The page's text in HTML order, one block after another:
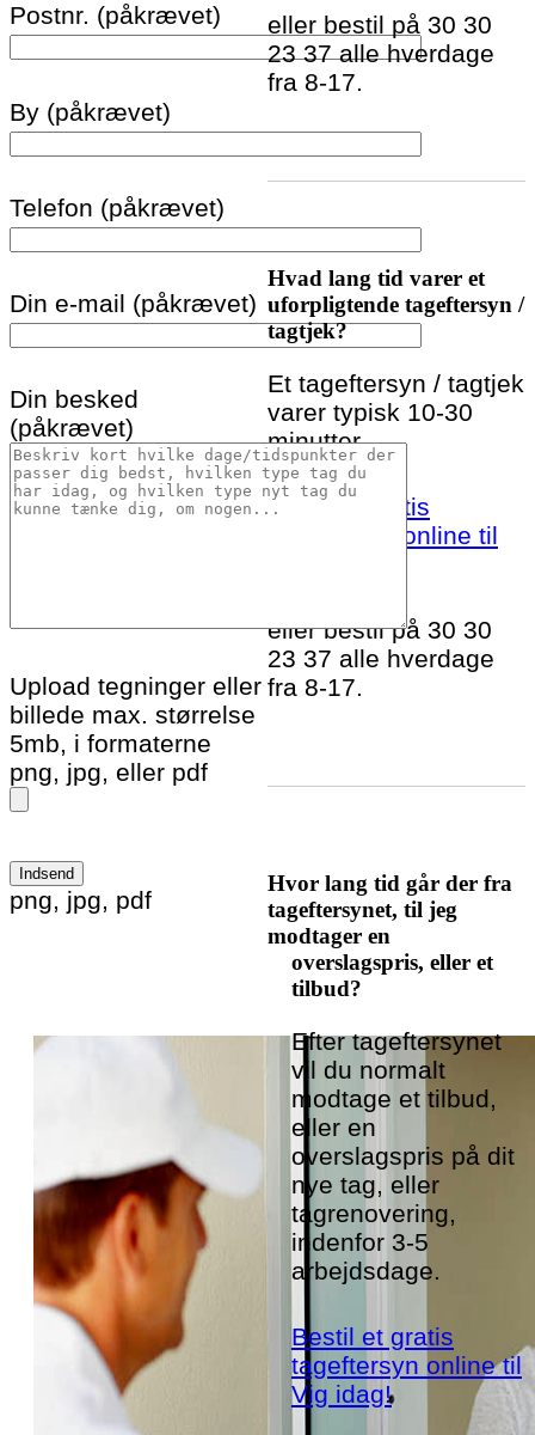
Postnr. (påkrævet)
By (påkrævet)
Telefon (påkrævet)
Din e-mail (påkrævet)
Din besked
(påkrævet)
Upload tegninger eller
billede max. størrelse
5mb, i formaterne
png, jpg, eller pdf
Please leave this field empty.
png, jpg, pdf
eller bestil på 30 30
23 37 alle hverdage
fra 8-17.
Hvad lang tid varer et
uforpligtende tageftersyn /
tagtjek?
Et tageftersyn / tagtjek
varer typisk 10-30
minutter.
Bestil et gratis
tageftersyn online til
eller bestil på 30 30
23 37 alle hverdage
fra 8-17.
Hvor lang tid går der fra
tageftersynet, til jeg
modtager en
overslagspris, eller et
tilbud?
Efter tageftersynet
vil du normalt
modtage et tilbud,
eller en
overslagspris på dit
nye tag, eller
tagrenovering,
indenfor 3-5
arbejdsdage.
Bestil et gratis
tageftersyn online til
Vig idag!